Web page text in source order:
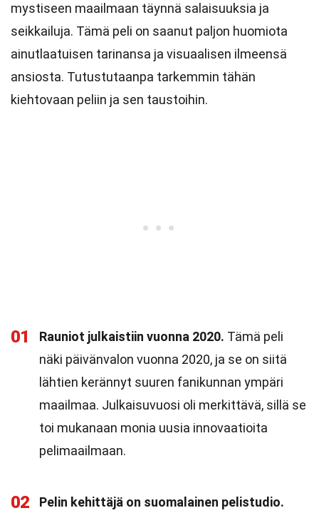
mystiseen maailmaan täynnä salaisuuksia ja
seikkailuja. Tämä peli on saanut paljon huomiota
ainutlaatuisen tarinansa ja visuaalisen ilmeensä
ansiosta. Tutustutaanpa tarkemmin tähän
kiehtovaan peliin ja sen taustoihin.
01 Rauniot julkaistiin vuonna 2020. Tämä peli
näki päivänvalon vuonna 2020, ja se on siitä
lähtien kerännyt suuren fanikunnan ympäri
maailmaa. Julkaisuvuosi oli merkittävä, sillä se
toi mukanaan monia uusia innovaatioita
pelimaailmaan.
02
Pelin kehittäjä on suomalainen pelistudio.